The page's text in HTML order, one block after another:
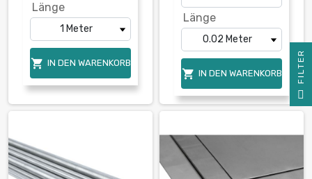
Länge
 IN DEN WARENKORB
Länge
 IN DEN WARENKORB R